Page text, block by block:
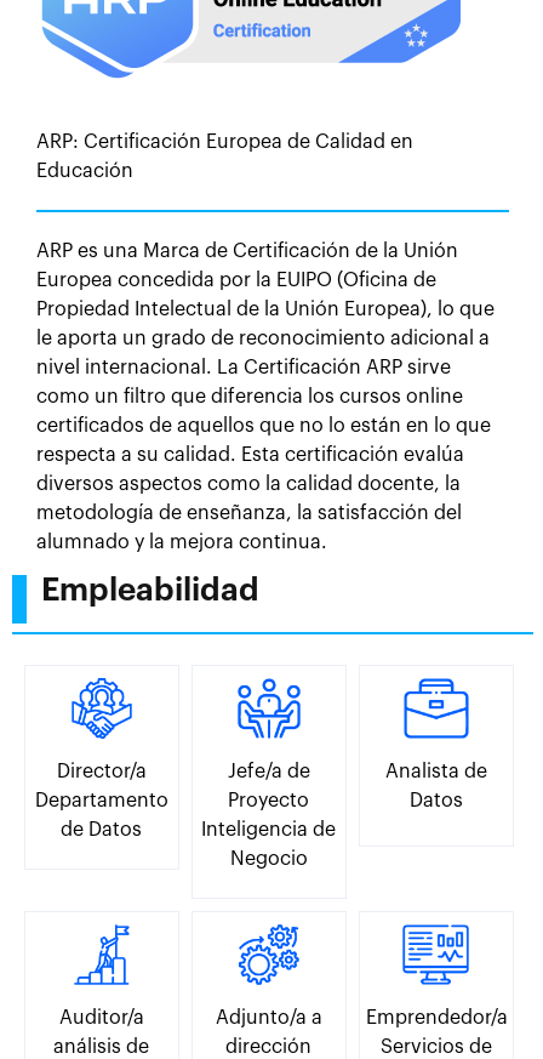
ARP: Certificación Europea de Calidad en
Educación
ARP es una Marca de Certificación de la Unión
Europea concedida por la EUIPO (Oficina de
Propiedad Intelectual de la Unión Europea), lo que
le aporta un grado de reconocimiento adicional a
nivel internacional. La Certificación ARP sirve
como un filtro que diferencia los cursos online
certificados de aquellos que no lo están en lo que
respecta a su calidad. Esta certificación evalúa
diversos aspectos como la calidad docente, la
metodología de enseñanza, la satisfacción del
alumnado y la mejora continua.
Empleabilidad
Director/a
Departamento
de Datos
Jefe/a de
Proyecto
Inteligencia de
Negocio
Analista de
Datos
Auditor/a
análisis de
Adjunto/a a
dirección
Emprendedor/a
Servicios de